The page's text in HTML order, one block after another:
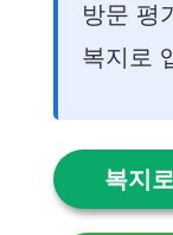
방문 평
복지로
복지